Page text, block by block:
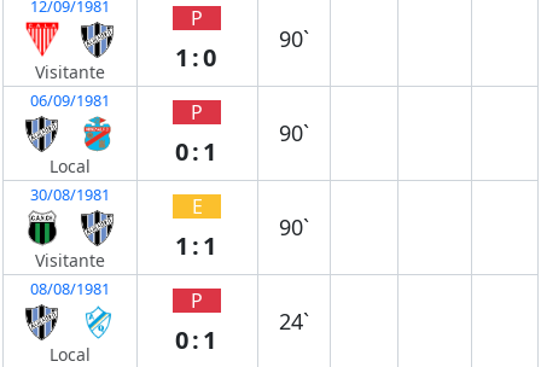
12/09/1981
Visitante
P
1:0
90`
06/09/1981
Local
P
0:1
90`
30/08/1981
Visitante
E
1:1
90`
08/08/1981
Local
P
0:1
24`